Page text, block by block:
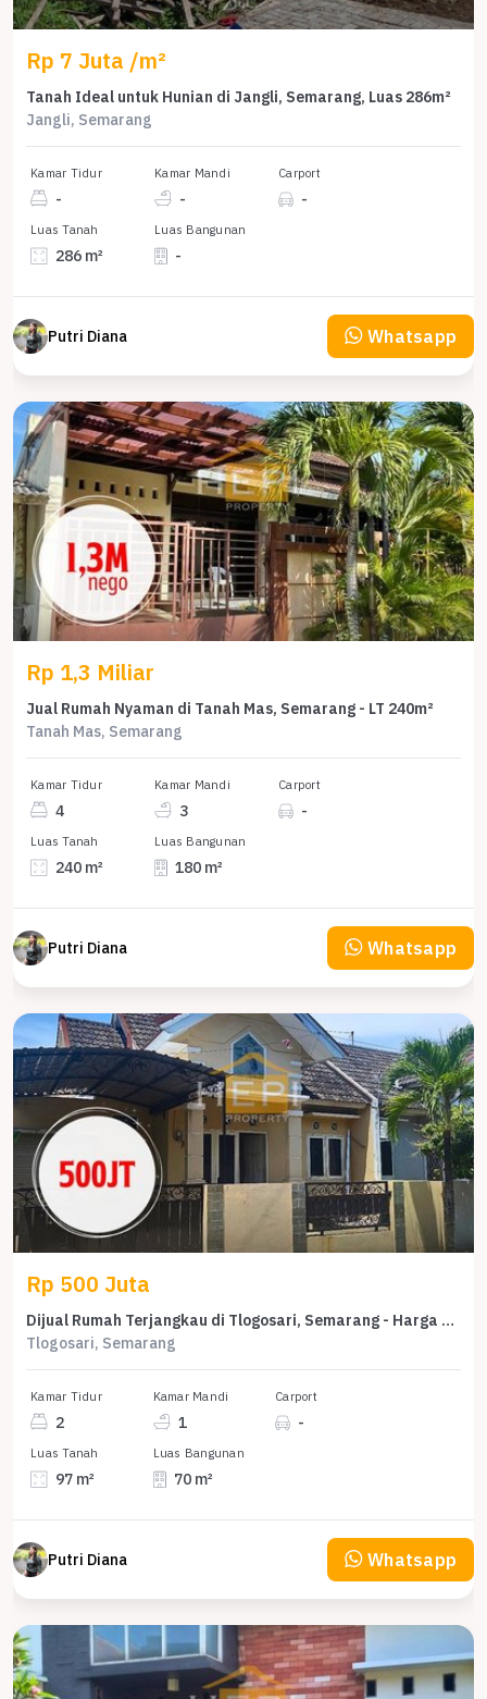
Rp 7 Juta /m²
Tanah Ideal untuk Hunian di Jangli, Semarang, Luas 286m²
Jangli, Semarang
Kamar Tidur
-
Kamar Mandi
-
Carport
-
Luas Tanah
286 m²
Luas Bangunan
-
Putri Diana Whatsapp
Rp 1,3 Miliar
Jual Rumah Nyaman di Tanah Mas, Semarang - LT 240m²
Tanah Mas, Semarang
Kamar Tidur
4
Kamar Mandi
3
Carport
-
Luas Tanah
240 m²
Luas Bangunan
180 m²
Putri Diana Whatsapp
Rp 500 Juta
Dijual Rumah Terjangkau di Tlogosari, Semarang - Harga 500 Juta
Tlogosari, Semarang
Kamar Tidur
2
Kamar Mandi
1
Carport
-
Luas Tanah
97 m²
Luas Bangunan
70 m²
Putri Diana Whatsapp